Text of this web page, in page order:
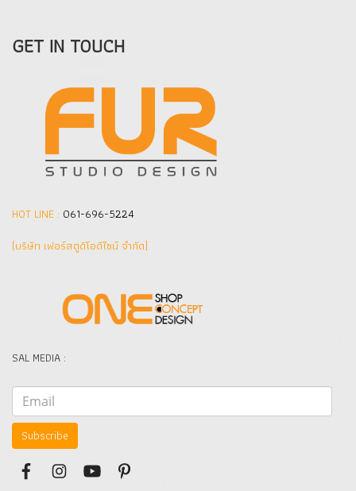
GET IN TOUCH
HOT LINE : 061-696-5224
(บริษัท เฟอร์สตูดิโอดีไซน์ จำกัด]
SAL MEDIA :
Subscribe